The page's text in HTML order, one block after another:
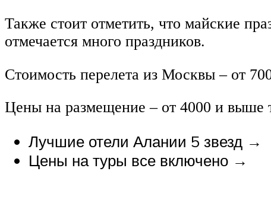
Также стоит отметить, что майские
отмечается много праздников.
Стоимость перелета из Москвы – от
Цены на размещение – от 4000 и выше
Лучшие отели Алании 5 звезд →
Цены на туры все включено →